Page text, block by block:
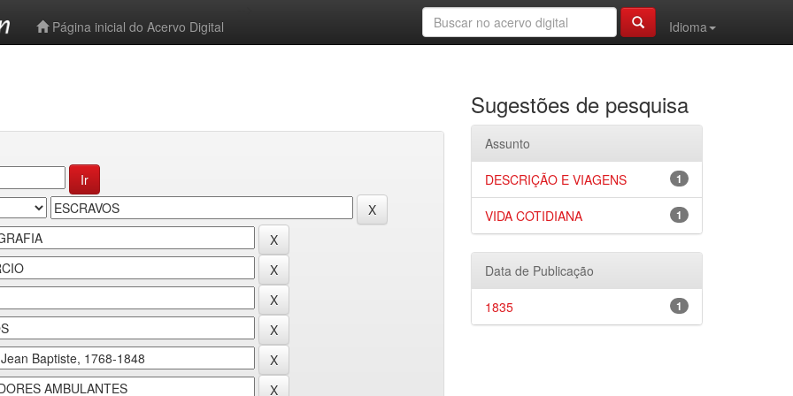
Página inicial do Acervo Digital
Idioma
Sugestões de pesquisa
Assunto
1
DESCRIÇÃO E VIAGENS
1
VIDA COTIDIANA
Data de Publicação
1
1835